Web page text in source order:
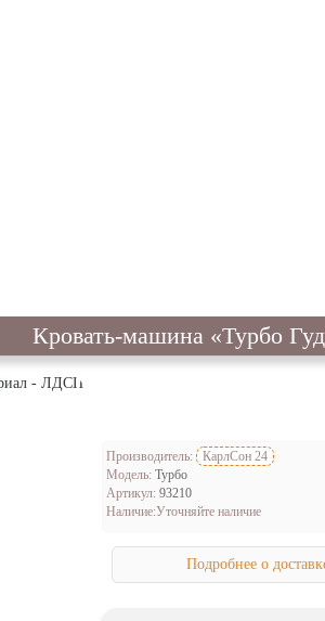
Кровать-машина «Турбо
- ЛДСП
Производитель:
КарлCон 24
Модель: Турбо
Артикул: 93210
Наличие:Уточняйте наличие
Подробнее о